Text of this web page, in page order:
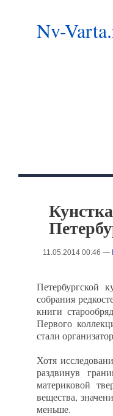
Nv-
11.05.2014 00:46 —
Петербургской
собрания
книги
Первого
стали
Хотя
раздвинув
материковой
вещества,
меньше.